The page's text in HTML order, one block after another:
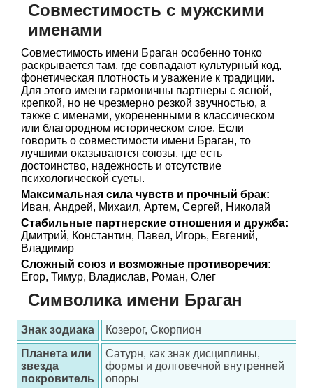
Совместимость с мужскими
именами
Совместимость имени Браган особенно тонко
раскрывается там, где совпадают культурный код,
фонетическая плотность и уважение к традиции.
Для этого имени гармоничны партнеры с ясной,
крепкой, но не чрезмерно резкой звучностью, а
также с именами, укорененными в классическом
или благородном историческом слое. Если
говорить о совместимости имени Браган, то
лучшими оказываются союзы, где есть
достоинство, надежность и отсутствие
психологической суеты.
Максимальная сила чувств и прочный брак:
Иван, Андрей, Михаил, Артем, Сергей, Николай
Стабильные партнерские отношения и дружба:
Дмитрий, Константин, Павел, Игорь, Евгений,
Владимир
Сложный союз и возможные противоречия:
Егор, Тимур, Владислав, Роман, Олег
Символика имени Браган
Знак зодиака
Козерог, Скорпион
Планета или
звезда
покровитель
Сатурн, как знак дисциплины,
формы и долговечной внутренней
опоры